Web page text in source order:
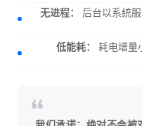
无进程： 后台以系统
低能耗： 耗电增量